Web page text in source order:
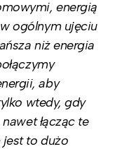
energią
ogólnym ujęciu
niż energia
aby
wtedy, gdy
łącząc te
jest to dużo